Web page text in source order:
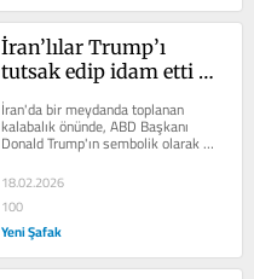
İran’lılar Trump’ı
tutsak edip idam etti
diplomatik gerilim
tırmanıyor!
İran'da bir meydanda toplanan
kalabalık önünde, ABD Başkanı
Donald Trump'ın sembolik olarak
idam edildiği bir performans
sergilendi. Elleri...
18.02.2026
100
Yeni Şafak